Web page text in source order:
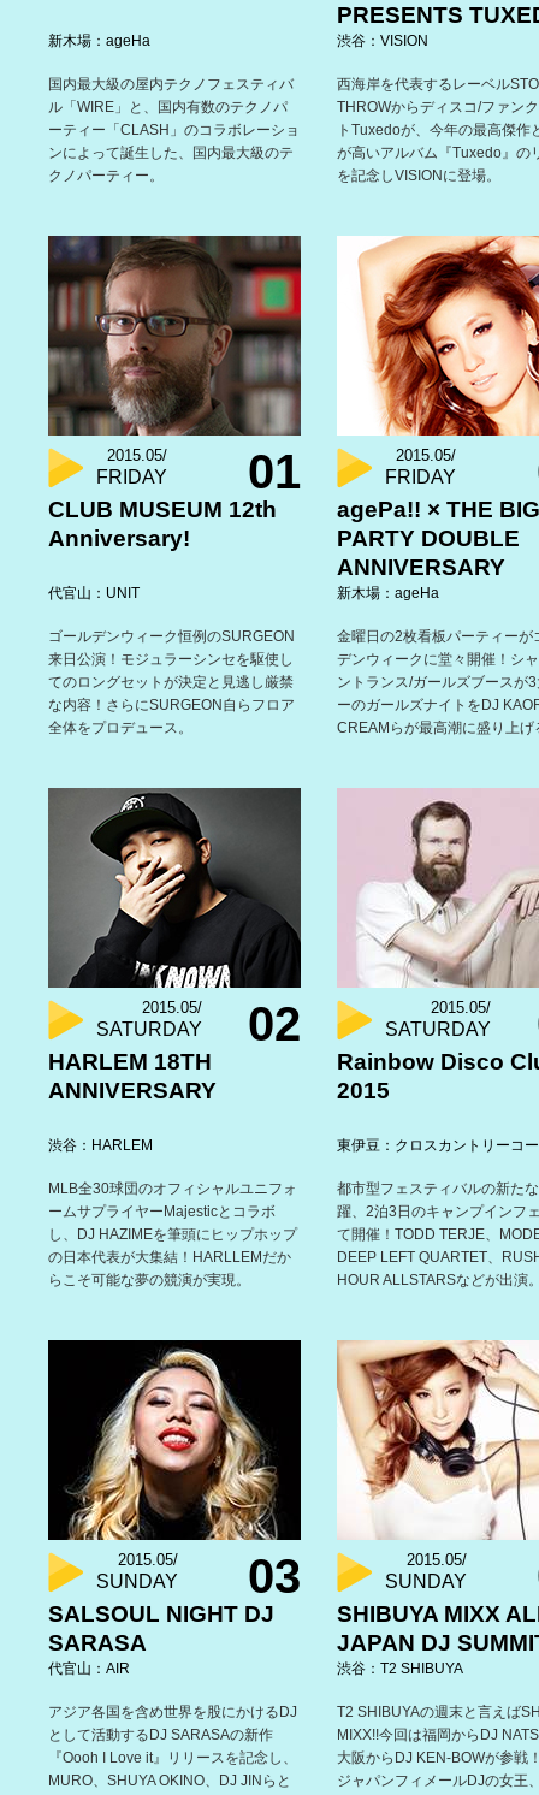
新木場：ageHa
国内最大級の屋内テクノフェスティバ
ル「WIRE」と、国内有数のテクノパ
ーティー「CLASH」のコラボレーショ
ンによって誕生した、国内最大級のテ
クノパーティー。
PRESENTS
渋谷：VISION
西海岸を代表するレーベル
THROWからディスコ/ファン
トTuxedoが、今年の最高傑作
が高いアルバム『Tuxedo』の
を記念しVISIONに登場。
2015.05/
FRIDAY 01
CLUB MUSEUM 12th
Anniversary!
代官山：UNIT
ゴールデンウィーク恒例のSURGEON
来日公演！モジュラーシンセを駆使し
てのロングセットが決定と見逃し厳禁
な内容！さらにSURGEON自らフロア
全体をプロデュース。
2015.05/
FRIDAY
agePa!! × THE BIG
PARTY DOUBLE
ANNIVERSARY
新木場：ageHa
金曜日の2枚看板パーティーが
デンウィークに堂々開催！シ
ントランス/ガールズブースが
ーのガールズナイトをDJ
CREAMらが最高潮に盛り上げ
2015.05/
SATURDAY 02
HARLEM 18TH
ANNIVERSARY
渋谷：HARLEM
MLB全30球団のオフィシャルユニフォ
ームサプライヤーMajesticとコラボ
し、DJ HAZIMEを筆頭にヒップホップ
の日本代表が大集結！HARLLEMだか
らこそ可能な夢の競演が実現。
2015.05/
SATURDAY
Rainbow Disco
2015
東伊豆：クロスカントリーコ
都市型フェスティバルの新た
躍、2泊3日のキャンプインフ
て開催！TODD TERJE、
DEEP LEFT QUARTET、
HOUR ALLSTARSなどが出演
2015.05/
SUNDAY 03
SALSOUL NIGHT DJ
SARASA
代官山：AIR
アジア各国を含め世界を股にかけるDJ
として活動するDJ SARASAの新作
『Oooh I Love it』リリースを記念し、
MURO、SHUYA OKINO、DJ JINらと
2015.05/
SUNDAY
SHIBUYA MIXX
JAPAN DJ
渋谷：T2 SHIBUYA
T2 SHIBUYAの週末と言えば
MIXX!!今回は福岡からDJ
大阪からDJ KEN-BOWが参戦
ジャパンフィメールDJの女王